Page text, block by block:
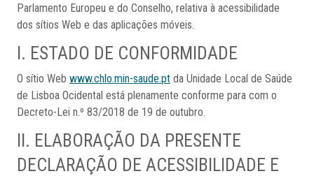
Parlamento Europeu e do Conselho, relativa à acessibilidade
dos sítios Web e das aplicações móveis.
I. ESTADO DE CONFORMIDADE
O sítio Webwww.chlo.min-saude.pt da Unidade Local de Saúde
de Lisboa Ocidental está plenamente conforme para com o
Decreto-Lei n.º 83/2018 de 19 de outubro.
II. ELABORAÇÃO DA PRESENTE
DECLARAÇÃO DE ACESSIBILIDADE E